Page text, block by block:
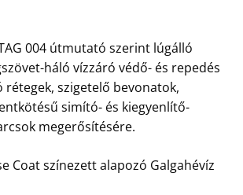
004 útmutató szerint lúgálló
háló vízzáró védő- és repedés
rétegek, szigetelő bevonatok,
simító- és kiegyenlítő-
megerősítésére.
Coat színezett alapozó Galgahévíz